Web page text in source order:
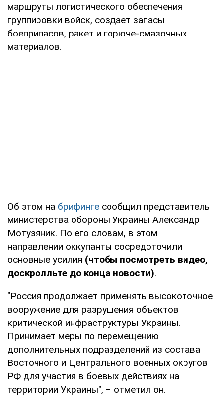
маршруты логистического обеспечения
группировки войск, создает запасы
боеприпасов, ракет и горюче-смазочных
материалов.
Об этом на брифинге сообщил представитель
министерства обороны Украины Александр
Мотузяник. По его словам, в этом
направлении оккупанты сосредоточили
основные усилия (чтобы посмотреть видео,
доскролльте до конца новости).
"Россия продолжает применять высокоточное
вооружение для разрушения объектов
критической инфраструктуры Украины.
Принимает меры по перемещению
дополнительных подразделений из состава
Восточного и Центрального военных округов
РФ для участия в боевых действиях на
территории Украины", – отметил он.